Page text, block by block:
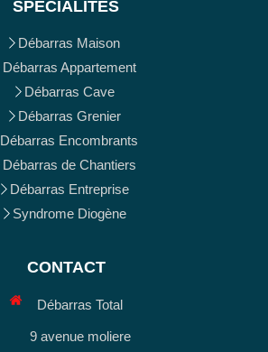
SPÉCIALITÉS
Débarras Maison
Débarras Appartement
Débarras Cave
Débarras Grenier
Débarras Encombrants
Débarras de Chantiers
Débarras Entreprise
Syndrome Diogène
CONTACT
Débarras Total
9 avenue moliere